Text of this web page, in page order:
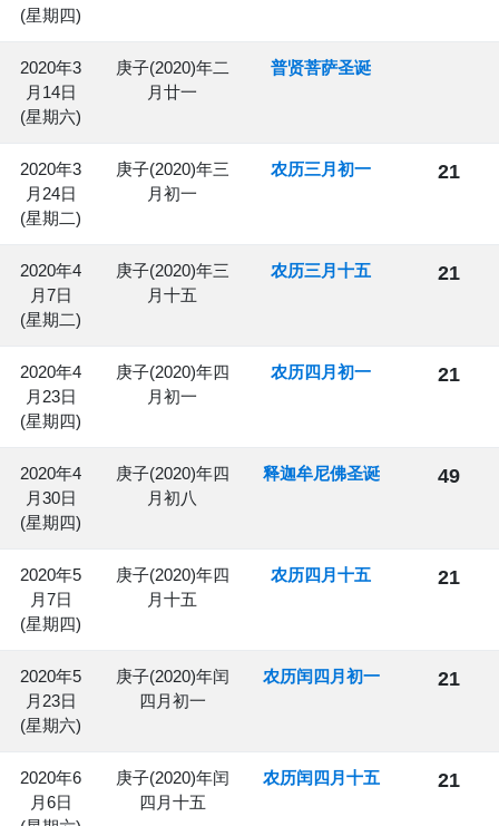
(星期四)
2020年3
月14日
(星期六)
庚子(2020)年二
月廿一
普贤菩萨圣诞
2020年3
月24日
(星期二)
庚子(2020)年三
月初一
农历三月初一 21
2020年4
月7日
(星期二)
庚子(2020)年三
月十五
农历三月十五 21
2020年4
月23日
(星期四)
庚子(2020)年四
月初一
农历四月初一 21
2020年4
月30日
(星期四)
庚子(2020)年四
月初八
释迦牟尼佛圣诞 49
2020年5
月7日
(星期四)
庚子(2020)年四
月十五
农历四月十五 21
2020年5
月23日
(星期六)
庚子(2020)年闰
四月初一
农历闰四月初一 21
2020年6
月6日
庚子(2020)年闰
四月十五
农历闰四月十五 21